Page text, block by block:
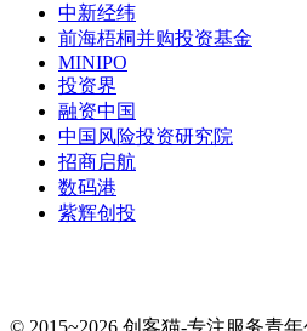
中新经纬
前海梧桐并购投资基金
MINIPO
投资界
融资中国
中国风险投资研究院
招商启航
数码港
紫辉创投
© 2015~2026 创客猫-专注服务青